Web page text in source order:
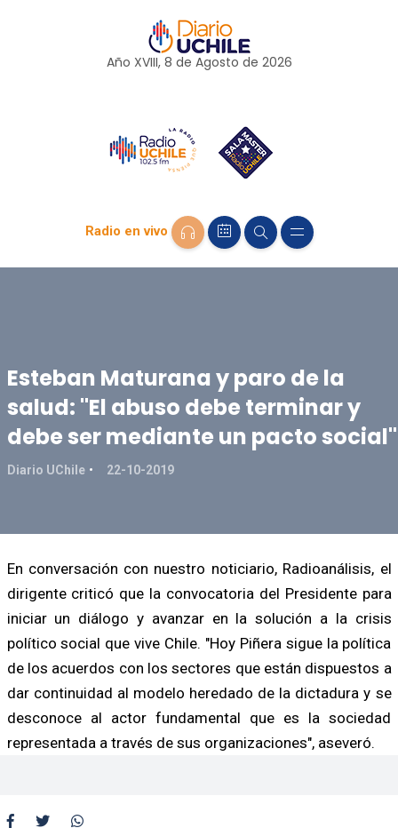
Año XVIII, 8 de Agosto de 2026
Radio en vivo
Esteban Maturana y paro de la
salud: "El abuso debe terminar y
debe ser mediante un pacto social"
Diario UChile 22-10-2019
En conversación con nuestro noticiario, Radioanálisis, el
dirigente criticó que la convocatoria del Presidente para
iniciar un diálogo y avanzar en la solución a la crisis
político social que vive Chile. "Hoy Piñera sigue la política
de los acuerdos con los sectores que están dispuestos a
dar continuidad al modelo heredado de la dictadura y se
desconoce al actor fundamental que es la sociedad
representada a través de sus organizaciones", aseveró.